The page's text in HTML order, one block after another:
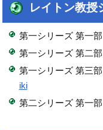
レイトン教授
第一シリーズ 第一部
第一シリーズ 第二部
第一シリーズ 第三部
iki
第二シリーズ 第一部